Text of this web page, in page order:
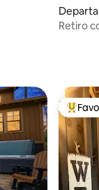
Retiro
destacados